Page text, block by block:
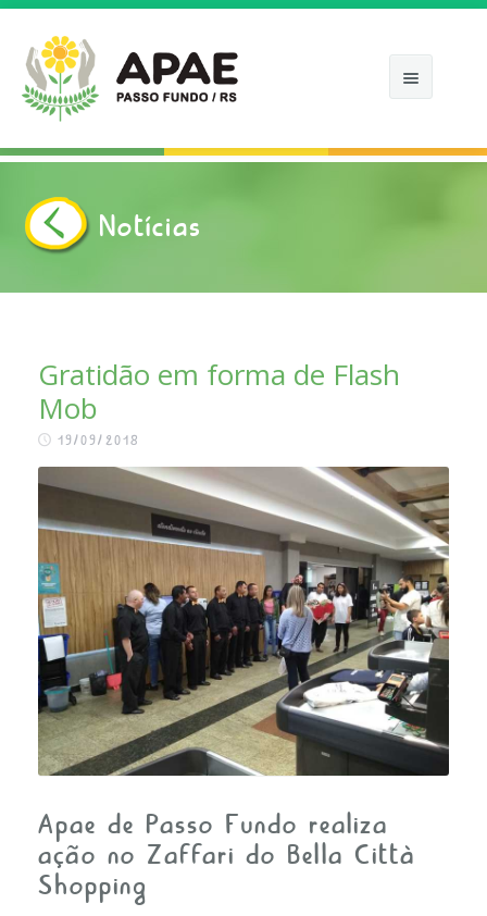
INÍCIO
NOTÍCIAS
APOIE
FALE CONOSCO
Notícias
Gratidão em forma de Flash
Mob
19/09/2018
Apae de Passo Fundo realiza
ação no Zaffari do Bella Città
Shopping